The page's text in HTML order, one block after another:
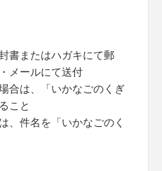
書またはハガキにて郵
メールにて送付
合は、「いかなごのくぎ
こと
、件名を「いかなごのく